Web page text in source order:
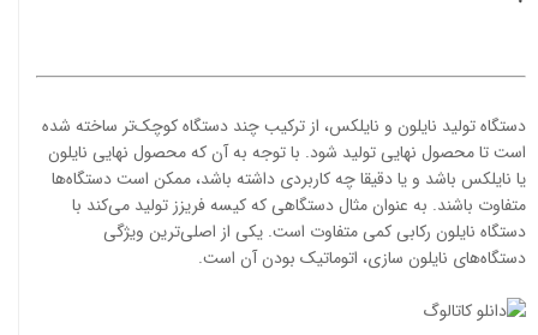
دستگاه تولید نایلون و نایلکس، از ترکیب چند دستگاه کوچک‌تر ساخته شده
است تا محصول نهایی تولید شود. با توجه به آن که محصول نهایی نایلون
یا نایلکس باشد و یا دقیقا چه کاربردی داشته باشد، ممکن است دستگاه‌ها
متفاوت باشند. به عنوان مثال دستگاهی که کیسه فریزز تولید می‌کند با
دستگاه نایلون رکابی کمی متفاوت است. یکی از اصلی‌ترین ویژگی
دستگاه‌های نایلون سازی، اتوماتیک بودن آن است.